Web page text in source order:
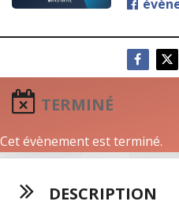
TERMINÉ
Cet évènement est terminé.
DESCRIPTION